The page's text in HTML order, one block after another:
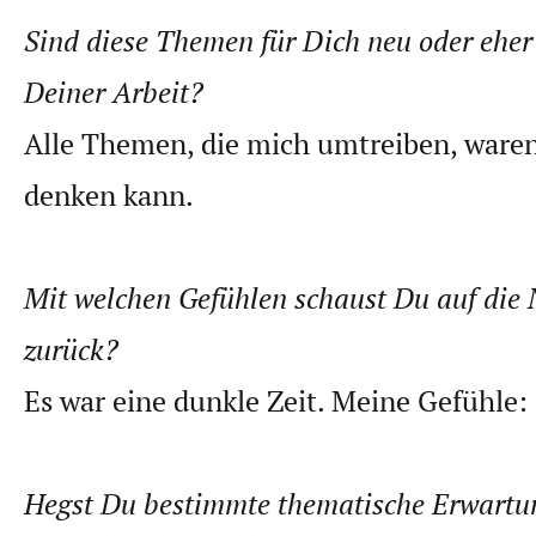
Sind diese Themen für Dich neu oder
Deiner Arbeit?
Alle Themen, die mich umtreiben,
denken kann.
Mit welchen Gefühlen schaust Du auf die
zurück?
Es war eine dunkle Zeit. Meine
Hegst Du bestimmte thematische